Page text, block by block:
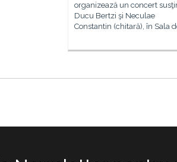
organizează un concert
Ducu Bertzi şi Neculae
Constantin (chitară), în Sala